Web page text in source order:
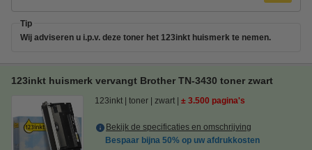
Tip
Wij adviseren u i.p.v. deze toner het 123inkt huismerk te nemen.
123inkt huismerk vervangt Brother TN-3430 toner zwart
123inkt toner zwart ± 3.500 pagina's
Bekijk de specificaties en omschrijving
Bespaar bijna 50% op uw afdrukkosten